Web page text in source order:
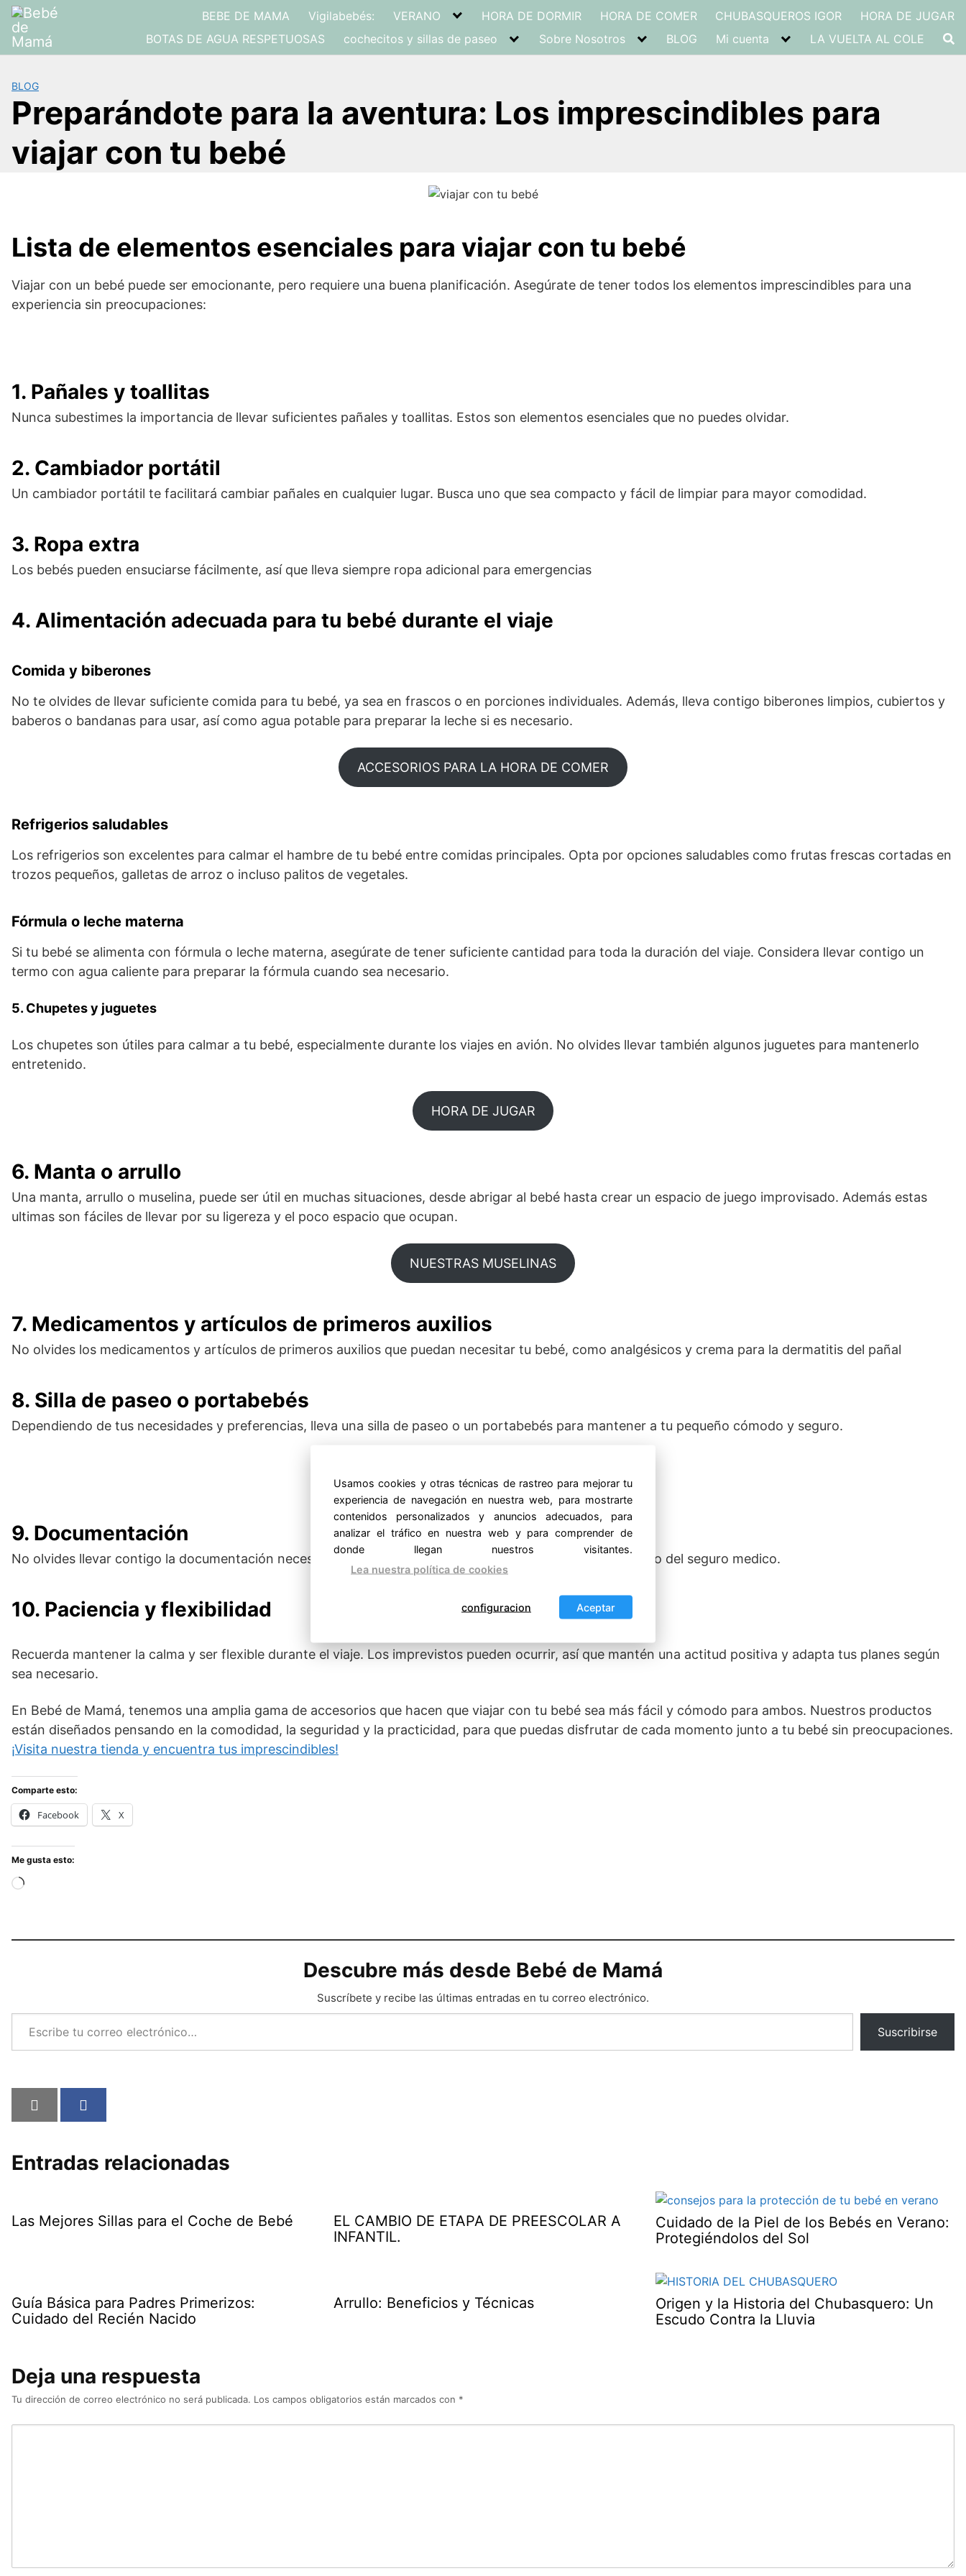
Saltar
contenido
BEBE DE MAMA Vigilabebés: VERANO HORA DE DORMIR HORA DE COMER CHUBASQUEROS IGOR
HORA DE JUGAR
BOTAS DE AGUA RESPETUOSAS
cochecitos y sillas de paseo Sobre Nosotros BLOG Mi cuenta LA VUELTA AL COLE
BLOG
Preparándote para la aventura: Los imprescindibles para
viajar con tu bebé
Lista de elementos esenciales para viajar con tu bebé
Viajar con un bebé puede ser emocionante, pero requiere una buena planificación. Asegúrate de tener todos los elementos imprescindibles para una
experiencia sin preocupaciones:
1. Pañales y toallitas
Nunca subestimes la importancia de llevar suficientes pañales y toallitas. Estos son elementos esenciales que no puedes olvidar.
2. Cambiador portátil
Un cambiador portátil te facilitará cambiar pañales en cualquier lugar. Busca uno que sea compacto y fácil de limpiar para mayor comodidad.
3. Ropa extra
Los bebés pueden ensuciarse fácilmente, así que lleva siempre ropa adicional para emergencias
4. Alimentación adecuada para tu bebé durante el viaje
Comida y biberones
No te olvides de llevar suficiente comida para tu bebé, ya sea en frascos o en porciones individuales. Además, lleva contigo biberones limpios, cubiertos y
baberos o bandanas para usar, así como agua potable para preparar la leche si es necesario.
ACCESORIOS PARA LA HORA DE COMER
Refrigerios saludables
Los refrigerios son excelentes para calmar el hambre de tu bebé entre comidas principales. Opta por opciones saludables como frutas frescas cortadas en
trozos pequeños, galletas de arroz o incluso palitos de vegetales.
Fórmula o leche materna
Si tu bebé se alimenta con fórmula o leche materna, asegúrate de tener suficiente cantidad para toda la duración del viaje. Considera llevar contigo un
termo con agua caliente para preparar la fórmula cuando sea necesario.
5. Chupetes y juguetes
Los chupetes son útiles para calmar a tu bebé, especialmente durante los viajes en avión. No olvides llevar también algunos juguetes para mantenerlo
entretenido.
HORA DE JUGAR
6. Manta o arrullo
Una manta, arrullo o muselina, puede ser útil en muchas situaciones, desde abrigar al bebé hasta crear un espacio de juego improvisado. Además estas
ultimas son fáciles de llevar por su ligereza y el poco espacio que ocupan.
NUESTRAS MUSELINAS
7. Medicamentos y artículos de primeros auxilios
No olvides los medicamentos y artículos de primeros auxilios que puedan necesitar tu bebé, como analgésicos y crema para la dermatitis del pañal
8. Silla de paseo o portabebés
Dependiendo de tus necesidades y preferencias, lleva una silla de paseo o un portabebés para mantener a tu pequeño cómodo y seguro.
9. Documentación
No olvides llevar contigo la documentación necesaria para tu bebé, como su pasaporte y tarjeta sanitaria o del seguro medico.
10. Paciencia y flexibilidad
Recuerda mantener la calma y ser flexible durante el viaje. Los imprevistos pueden ocurrir, así que mantén una actitud positiva y adapta tus planes según
sea necesario.
En Bebé de Mamá, tenemos una amplia gama de accesorios que hacen que viajar con tu bebé sea más fácil y cómodo para ambos. Nuestros productos
están diseñados pensando en la comodidad, la seguridad y la practicidad, para que puedas disfrutar de cada momento junto a tu bebé sin preocupaciones.
¡Visita nuestra tienda y encuentra tus imprescindibles!
Comparte esto:
Facebook X
Me gusta esto:
Cargando...
Descubre más desde Bebé de Mamá
Suscríbete y recibe las últimas entradas en tu correo electrónico.
Escribe tu correo electrónico…
Suscribirse
Entradas relacionadas
Las Mejores Sillas para el Coche de Bebé
EL CAMBIO DE ETAPA DE PREESCOLAR A
INFANTIL.
Cuidado de la Piel de los Bebés en Verano:
Protegiéndolos del Sol
Guía Básica para Padres Primerizos:
Cuidado del Recién Nacido
Arrullo: Beneficios y Técnicas
Origen y la Historia del Chubasquero: Un
Escudo Contra la Lluvia
Deja una respuesta
Tu dirección de correo electrónico no será publicada. Los campos obligatorios están marcados con *
Usamos cookies y otras técnicas de rastreo para mejorar tu
experiencia de navegación en nuestra web, para mostrarte
contenidos personalizados y anuncios adecuados, para
analizar el tráfico en nuestra web y para comprender de
donde llegan nuestros visitantes.
Lea nuestra política de cookies
Aceptar
configuracion